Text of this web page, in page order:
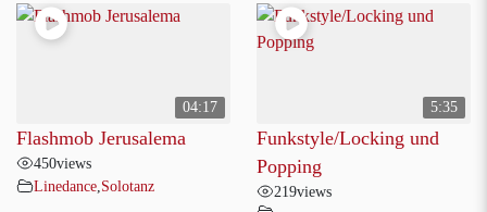
04:17
Flashmob Jerusalema
450views
Linedance Solotanz
5:35
Funkstyle/Locking und
Popping
219views